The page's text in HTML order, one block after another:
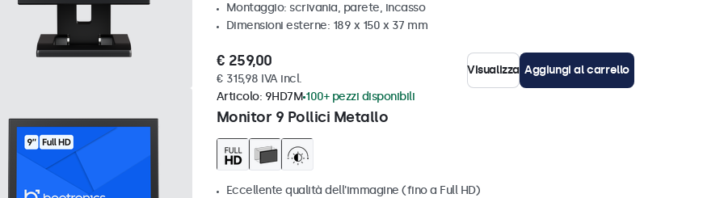
Montaggio: scrivania, parete, incasso
Dimensioni esterne: 189 x 150 x 37 mm
€ 259,00
€ 315,98 IVA incl.
Visualizza Aggiungi al carrello
Monitor 9 Pollici Metallo
Articolo: 9HD7M 100+ pezzi disponibili
Eccellente qualità dell'immagine (fino a Full HD)